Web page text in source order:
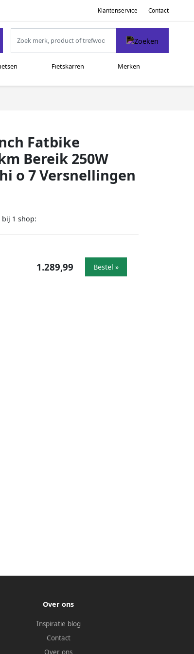
Klantenservice Contact
Fietskarren Merken
Fatbike
Bereik 250W
o 7 Versnellingen
bij 1 shop:
1.289,99 Bestel »
Over ons
Inspiratie blog
Contact
Over ons